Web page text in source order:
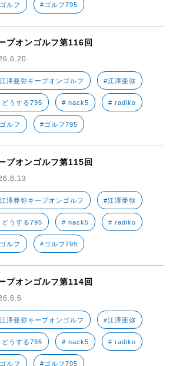
ルフ #ゴルフ795
プオンゴルフ第116回
澤亜弥キープオンゴルフ #江澤亜弥
どうする795 # nack5 # radiko
ルフ #ゴルフ795
プオンゴルフ第115回
澤亜弥キープオンゴルフ #江澤亜弥
どうする795 # nack5 # radiko
ルフ #ゴルフ795
プオンゴルフ第114回
澤亜弥キープオンゴルフ #江澤亜弥
どうする795 # nack5 # radiko
ルフ #ゴルフ795